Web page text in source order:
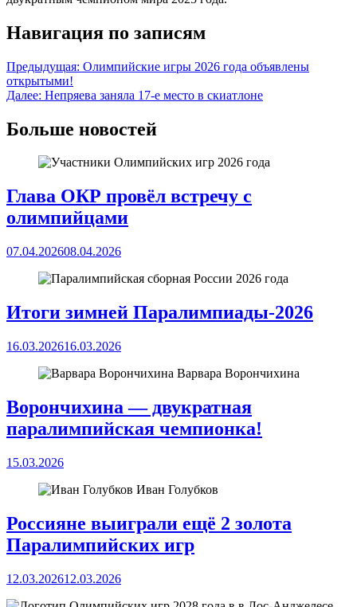
Навигация по записям
Предыдущая: Олимпийские игры 2026 года объявлены
открытыми!
Далее: Непряева заняла 17-е место в скиатлоне
Больше новостей
Глава ОКР провёл встречу с
олимпийцами
07.04.202608.04.2026
Итоги зимней Паралимпиады-2026
16.03.202616.03.2026
Варвара Ворончихина
Ворончихина — двукратная
паралимпийская чемпионка!
15.03.2026
Иван Голубков
Россияне выиграли ещё 2 золота
Паралимпийских игр
12.03.202612.03.2026